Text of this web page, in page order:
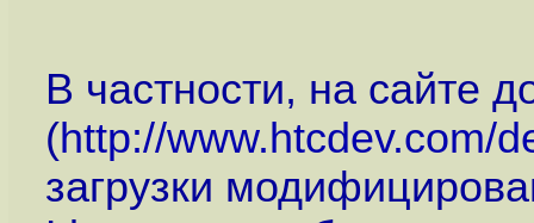
В частности, на сайте
(http://www.htcdev.com/
загрузки